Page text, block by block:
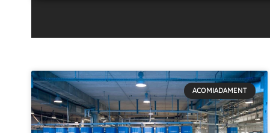
ACOMIADAMENT